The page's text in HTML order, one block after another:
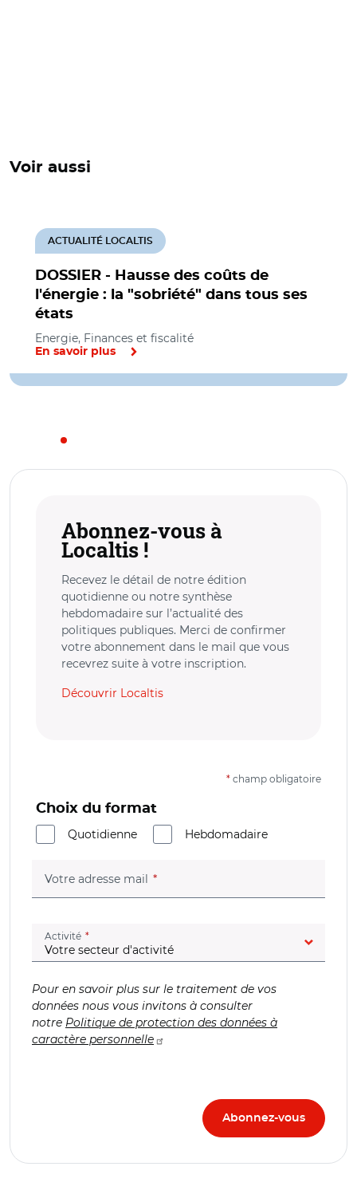
Voir aussi
DOSSIER - Hausse des coûts de
l'énergie : la "sobriété" dans tous ses
états
ACTUALITÉ LOCALTIS
Energie, Finances et fiscalité
En savoir plus
Abonnez-vous à
Localtis !
Recevez le détail de notre édition
quotidienne ou notre synthèse
hebdomadaire sur l’actualité des
politiques publiques. Merci de confirmer
votre abonnement dans le mail que vous
recevrez suite à votre inscription.
Découvrir Localtis
* champ obligatoire
Choix du format
Quotidienne
Hebdomadaire
Votre adresse mail (champ obligatoire)
Activité (champ obligatoire)
Pour en savoir plus sur le traitement de vos
données nous vous invitons à consulter
notre Politique de protection des données à
caractère personnelle